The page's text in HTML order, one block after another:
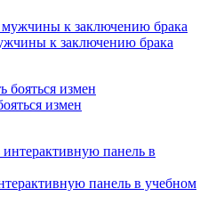
к заключению брака
измен
панель в учебном